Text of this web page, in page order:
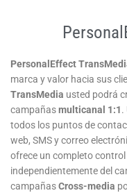
PersonalEffect
marca y valor hacia sus
TransMedia usted podrá
campañasmulticanal 1:1.
todos los puntos de
web, SMS y correo
ofrece un completo
independientemente del
campañasCross-media